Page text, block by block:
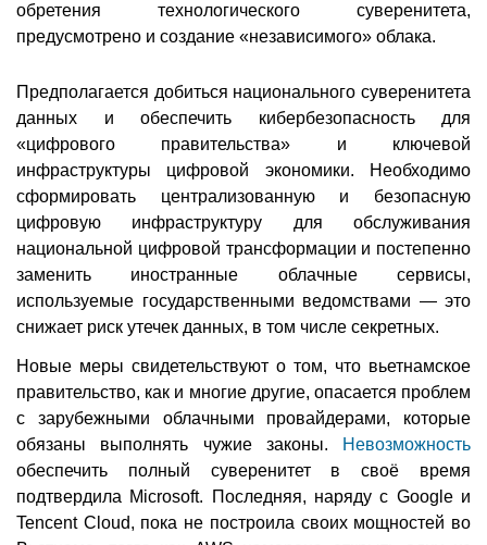
обретения технологического суверенитета,
предусмотрено и создание «независимого» облака.
Предполагается добиться национального суверенитета
данных и обеспечить кибербезопасность для
«цифрового правительства» и ключевой
инфраструктуры цифровой экономики. Необходимо
сформировать централизованную и безопасную
цифровую инфраструктуру для обслуживания
национальной цифровой трансформации и постепенно
заменить иностранные облачные сервисы,
используемые государственными ведомствами — это
снижает риск утечек данных, в том числе секретных.
Новые меры свидетельствуют о том, что вьетнамское
правительство, как и многие другие, опасается проблем
с зарубежными облачными провайдерами, которые
обязаны выполнять чужие законы.
Невозможность
обеспечить полный суверенитет в своё время
подтвердила Microsoft. Последняя, наряду с Google и
Tencent Cloud, пока не построила своих мощностей во